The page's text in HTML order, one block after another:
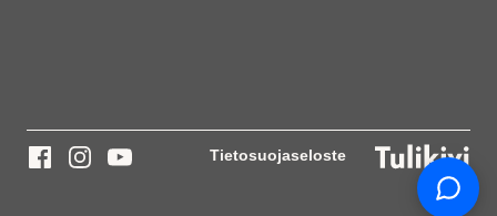
Tietosuojaseloste
today?